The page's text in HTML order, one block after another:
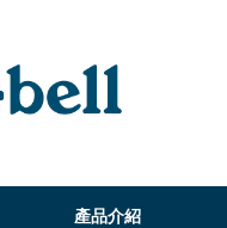
產品介紹